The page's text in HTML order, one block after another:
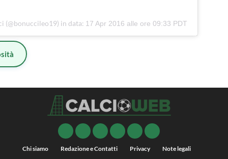
(@bonuccileo19) in data: 17 Apr 2016 alle ore 09:33 PDT
Chi siamo Redazione e Contatti Privacy Note legali